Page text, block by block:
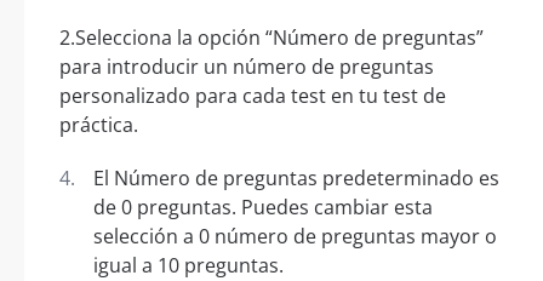
2.Selecciona la opción “Número de preguntas”
para introducir un número de preguntas
personalizado para cada test en tu test de
práctica.
El Número de preguntas predeterminado es
de 0 preguntas. Puedes cambiar esta
selección a 0 número de preguntas mayor o
igual a 10 preguntas.